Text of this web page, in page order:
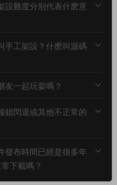
設難度分别代表什麽意
手工架設？什麽叫源碼
友一起玩耍嗎？
錯閃退或其他不正常的
發布時間已經是很多年
下載嗎？